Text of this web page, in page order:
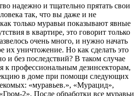
надежно и тщательно прятать свои
так, что вы даже и не
только муравьи показывают явные
в квартире, это говорит только
очень много, и нужно начать
их уничтожение. Но как сделать это
и без последствий? В таком случае
к профессиональным дезинсекторам,
в доме при помощи следующих
«муравьев.», «Мурацид»,
2». После обработки все муравьи